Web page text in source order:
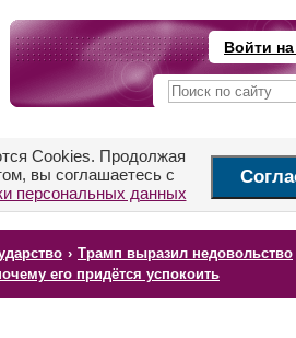
Войти
Cookies. Продолжая
вы соглашаетесь с
персональных данных
› Трамп выразил недовольство
его придётся успокоить